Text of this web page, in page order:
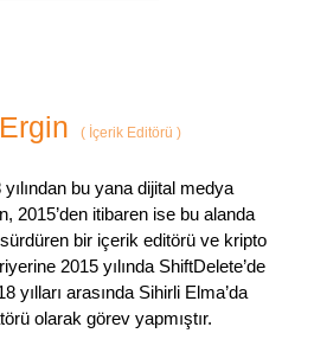
(İçerik Editörü )
bu yana dijital medya
2015’den itibaren ise bu alanda
bir içerik editörü ve kripto
2015 yılında ShiftDelete’de
yılları arasında Sihirli Elma’da
olarak görev yapmıştır.